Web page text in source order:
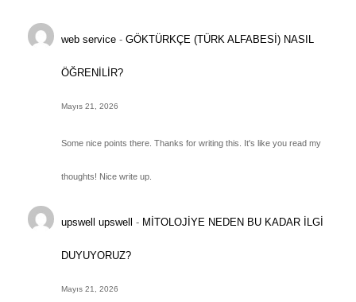
web service -GÖKTÜRKÇE (TÜRK ALFABESİ) NASIL
ÖĞRENİLİR?
Mayıs 21, 2026
Some nice points there. Thanks for writing this. It's like you read my
thoughts! Nice write up.
upswell upswell - MİTOLOJİYE NEDEN BU KADAR İLGİ
DUYUYORUZ?
Mayıs 21, 2026